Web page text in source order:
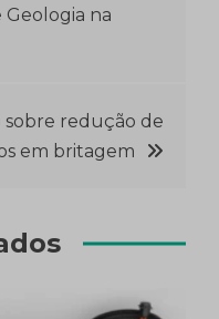
Geologia na
sobre redução de
em britagem